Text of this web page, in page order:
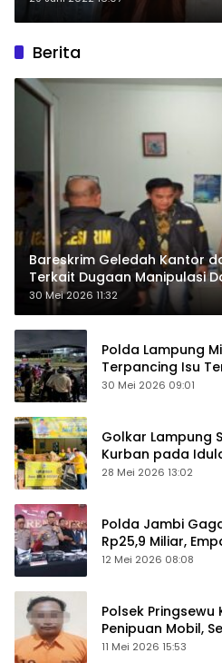
Berita
Bareskrim Geledah Kantor
Terkait Dugaan Manipulasi
30 Mei 2026 11:32
Polda Lampung
Terpancing Isu
Keamanan
30 Mei 2026 09:01
Golkar Lampung
Kurban pada
28 Mei 2026 13:02
Polda Jambi
Rp25,9 Miliar,
12 Mei 2026 08:08
Polsek
Penipuan Mobil,
11 Mei 2026 15:53